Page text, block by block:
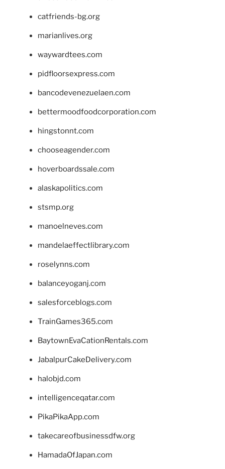
catfriends-bg.org
marianlives.org
waywardtees.com
pidfloorsexpress.com
bancodevenezuelaen.com
bettermoodfoodcorporation.com
hingstonnt.com
chooseagender.com
hoverboardssale.com
alaskapolitics.com
stsmp.org
manoelneves.com
mandelaeffectlibrary.com
roselynns.com
balanceyoganj.com
salesforceblogs.com
TrainGames365.com
BaytownEvaCationRentals.com
JabalpurCakeDelivery.com
halobjd.com
intelligenceqatar.com
PikaPikaApp.com
takecareofbusinessdfw.org
HamadaOfJapan.com